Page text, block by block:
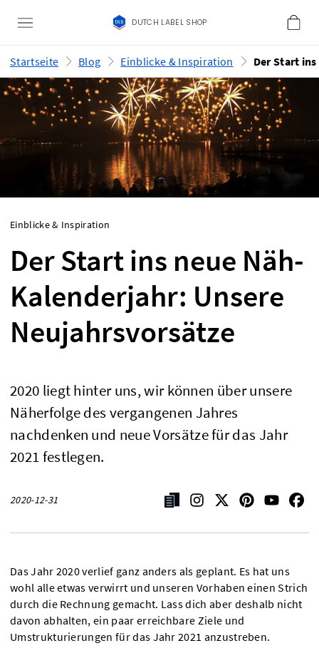
DUTCH LABEL SHOP
Startseite Blog Einblicke & Inspiration
Einblicke & Inspiration
Der Start ins neue Näh-
Kalenderjahr: Unsere
Neujahrsvorsätze
2020 liegt hinter uns, wir können über unsere
Näherfolge des vergangenen Jahres
nachdenken und neue Vorsätze für das Jahr
2021 festlegen.
2020-12-31
Das Jahr 2020 verlief ganz anders als geplant. Es hat uns
wohl alle etwas verwirrt und unseren Vorhaben einen Strich
durch die Rechnung gemacht. Lass dich aber deshalb nicht
davon abhalten, ein paar erreichbare Ziele und
Umstrukturierungen für das Jahr 2021 anzustreben.